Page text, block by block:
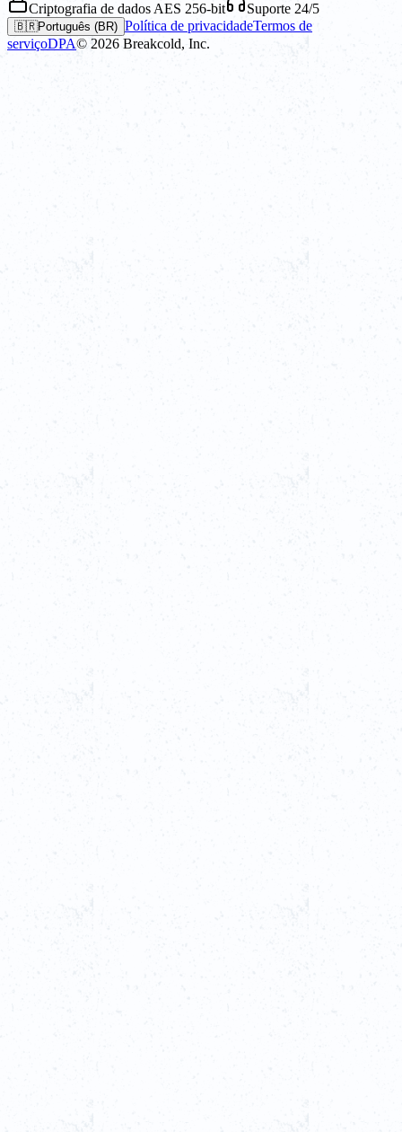
Criptografia de dados AES 256-bit Suporte 24/5
🇧🇷Português (BR) Política de privacidadeTermos de
serviçoDPA© 2026 Breakcold, Inc.